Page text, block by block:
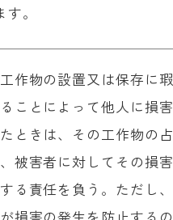
。
作物の設置又は保存に瑕
ことによって他人に損害
ときは、その工作物の占
被害者に対してその損害
る責任を負う。ただし、